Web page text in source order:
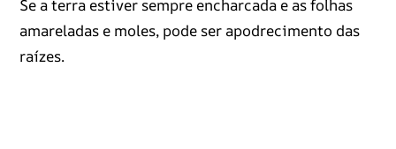
Se a terra estiver sempre encharcada e as folhas
amareladas e moles, pode ser apodrecimento das
raízes.